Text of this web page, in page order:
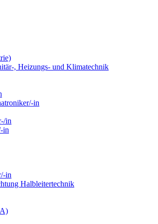
, Heizungs- und Klimatechnik
in
in
in
in
Halbleitertechnik